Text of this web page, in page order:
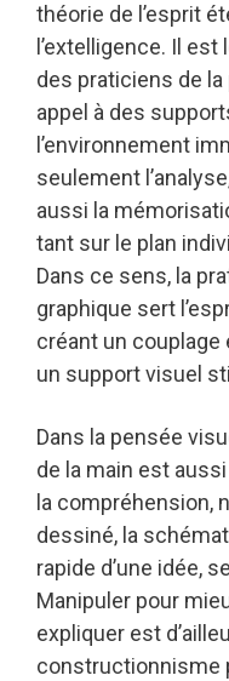
théorie de l’esprit
l’extelligence. Il
des praticiens de
appel à des
l’environnement
seulement
aussi la
tant sur le plan
Dans ce sens, la
graphique sert
créant un
un support visuel
Dans la pensée
de la main est
la compréhension,
dessiné, la
rapide d’une idée,
Manipuler pour
expliquer est
constructionnisme